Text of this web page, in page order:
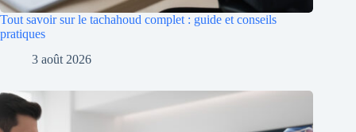
Tout savoir sur le tachahoud complet : guide et conseils
pratiques
3 août 2026